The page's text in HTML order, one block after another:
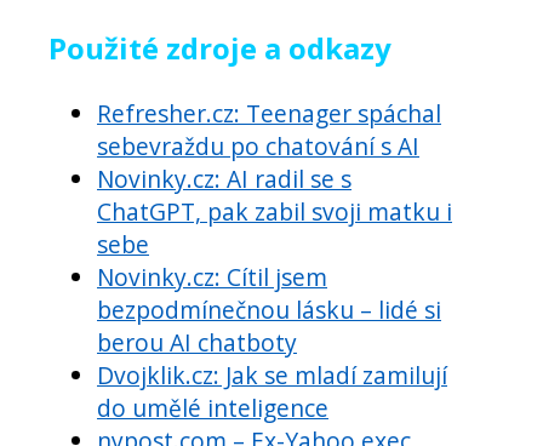
Použité zdroje a odkazy
Refresher.cz: Teenager spáchal
sebevraždu po chatování s AI
Novinky.cz: AI radil se s
ChatGPT, pak zabil svoji matku i
sebe
Novinky.cz: Cítil jsem
bezpodmínečnou lásku – lidé si
berou AI chatboty
Dvojklik.cz: Jak se mladí zamilují
do umělé inteligence